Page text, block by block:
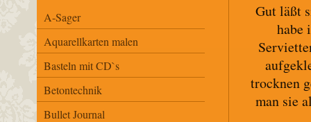
Gut läßt
habe
trocknen
man sie
A-Sager
Aquarellkarten malen
Basteln mit CD`s
Betontechnik
Bullet Journal